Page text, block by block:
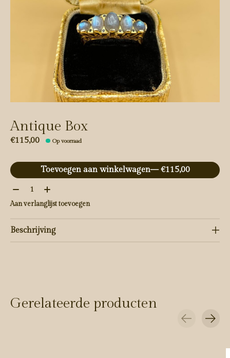
Antique Box
€115,00 Op voorraad
Toevoegen aan winkelwagen
— €115,00
Aantal:
Aan verlanglijst toevoegen
Beschrijving
Gerelateerde producten